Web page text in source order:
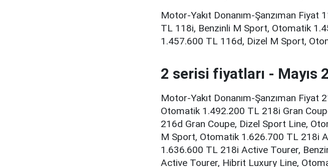
Motor-Yakıt Donanım-Şanzıman
TL 118i, Benzinli M Sport, Otomatik
1.457.600 TL 116d, Dizel M Sport,
2 serisi fiyatları - Mayıs
Motor-Yakıt Donanım-Şanzıman Fiyat
Otomatik 1.492.200 TL 218i Gran
216d Gran Coupe, Dizel Sport Line,
M Sport, Otomatik 1.626.700 TL 218i
1.636.600 TL 218i Active Tourer,
Active Tourer, Hibrit Luxury Line,